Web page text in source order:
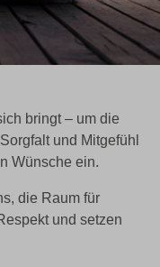
bringt – um die
und Mitgefühl
Wünsche ein.
die Raum für
und setzen